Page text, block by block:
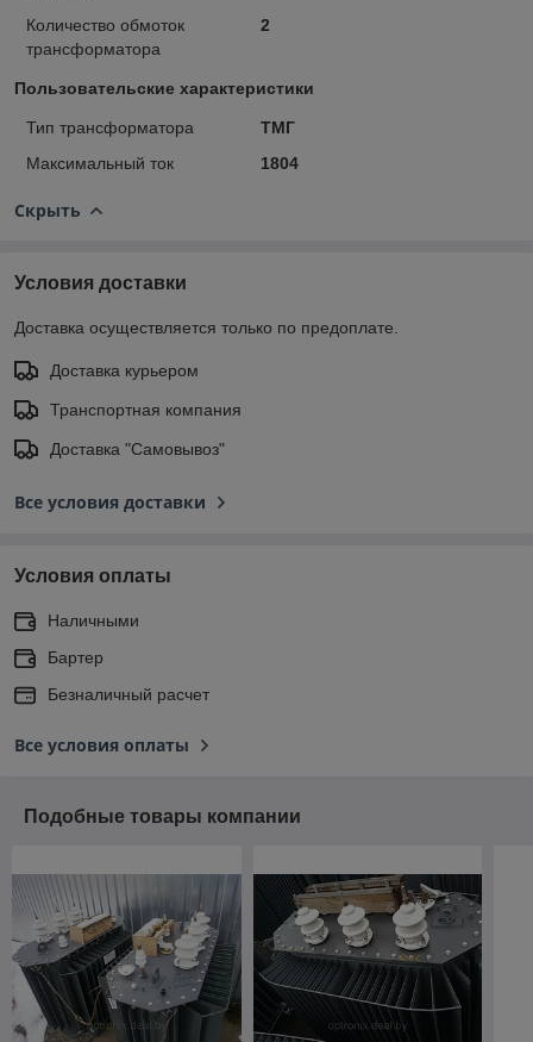
Количество обмоток
трансформатора
2
Пользовательские характеристики
Тип трансформатора
ТМГ
Максимальный ток
1804
Скрыть
Условия доставки
Доставка осуществляется только по предоплате.
Доставка курьером
Транспортная компания
Доставка "Самовывоз"
Все условия доставки
Условия оплаты
Наличными
Бартер
Безналичный расчет
Все условия оплаты
Подобные товары компании